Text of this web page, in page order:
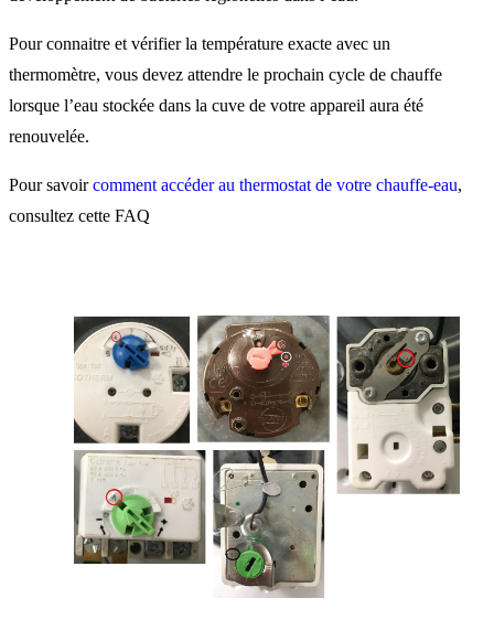
Pour connaitre et vérifier la température exacte avec un
thermomètre, vous devez attendre le prochain cycle de chauffe
lorsque l’eau stockée dans la cuve de votre appareil aura été
renouvelée.
Pour savoircomment accéder au thermostat de votre chauffe-eau,
consultez cette FAQ